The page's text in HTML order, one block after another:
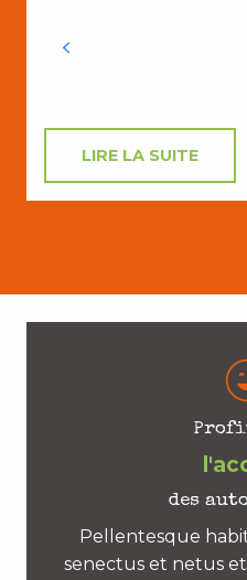
LIRE LA SUITE
des
Pellentesque
senectus et netus